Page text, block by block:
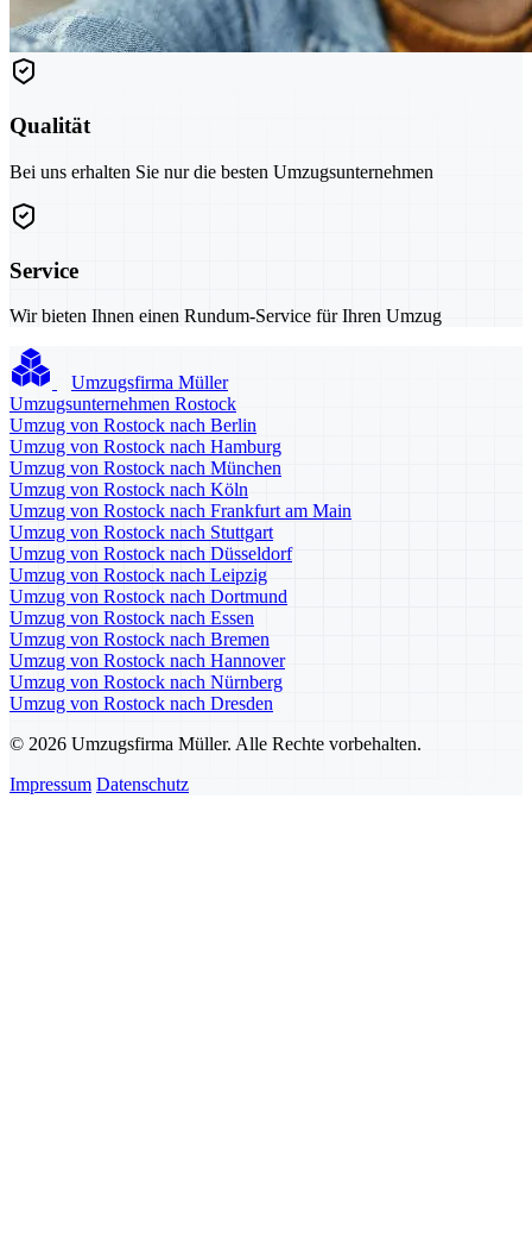
Qualität
Bei uns erhalten Sie nur die besten Umzugsunternehmen
Service
Wir bieten Ihnen einen Rundum-Service für Ihren Umzug
Umzugsfirma Müller
Umzugsunternehmen Rostock
Umzug von Rostock nach Berlin
Umzug von Rostock nach Hamburg
Umzug von Rostock nach München
Umzug von Rostock nach Köln
Umzug von Rostock nach Frankfurt am Main
Umzug von Rostock nach Stuttgart
Umzug von Rostock nach Düsseldorf
Umzug von Rostock nach Leipzig
Umzug von Rostock nach Dortmund
Umzug von Rostock nach Essen
Umzug von Rostock nach Bremen
Umzug von Rostock nach Hannover
Umzug von Rostock nach Nürnberg
Umzug von Rostock nach Dresden
© 2026 Umzugsfirma Müller. Alle Rechte vorbehalten.
Impressum Datenschutz